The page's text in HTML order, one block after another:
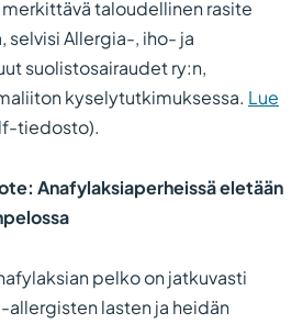
taloudellinen rasite
selvisi Allergia-, iho- ja
suolistosairaudet ry:n,
kyselytutkimuksessa. Lue
tiedosto).
Anafylaksiaperheissä eletään
pelko on jatkuvasti
allergisten lasten ja heidän